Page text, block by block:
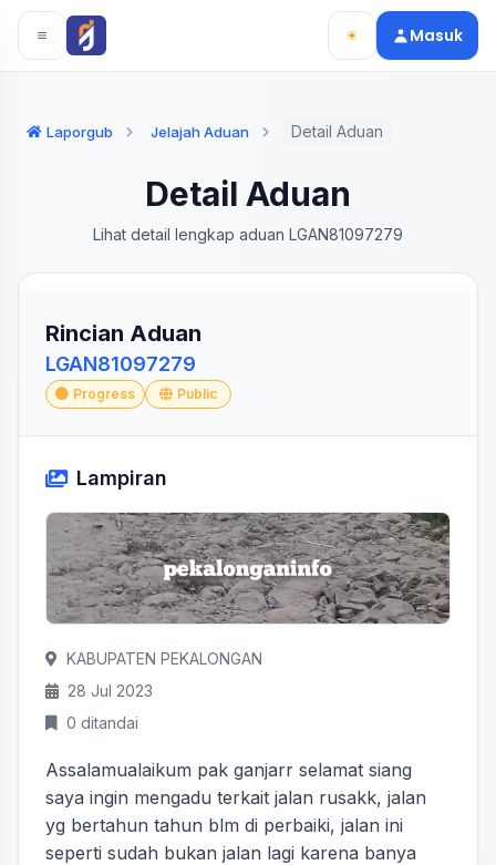
Langsung ke konten utama
Langsung ke navigasi
Masuk
Laporgub Jelajah Aduan Detail Aduan
Detail Aduan
Lihat detail lengkap aduan LGAN81097279
Rincian Aduan
LGAN81097279
Progress Public
Lampiran
KABUPATEN PEKALONGAN
28 Jul 2023
0 ditandai
Assalamualaikum pak ganjarr selamat siang
saya ingin mengadu terkait jalan rusakk, jalan
yg bertahun tahun blm di perbaiki, jalan ini
seperti sudah bukan jalan lagi karena banya